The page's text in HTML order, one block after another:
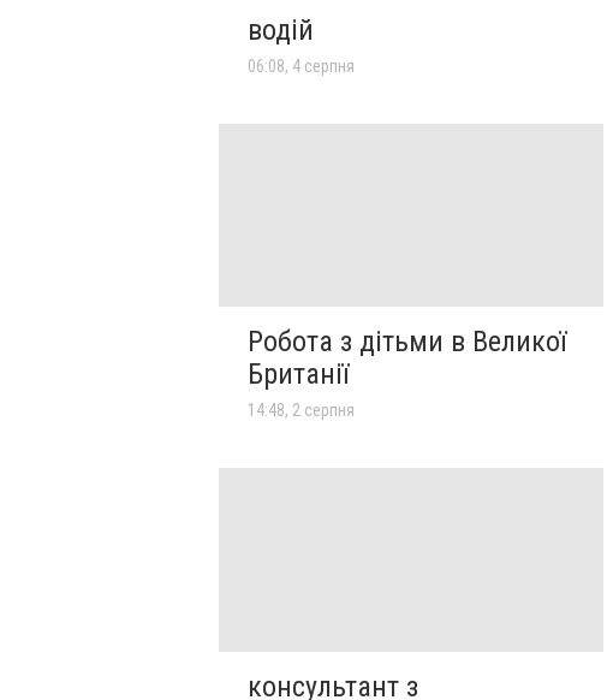
водій
06:08, 4 серпня
Робота з дітьми в Великої
Британії
14:48, 2 серпня
консультант з